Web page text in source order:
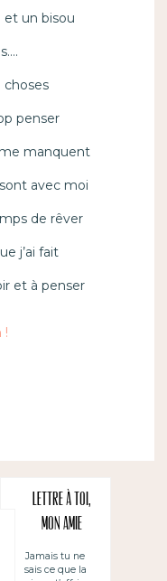
et un bisou
choses
penser
manquent
avec moi
de rêver
j’ai fait
et à penser
Lettre à toi,
mon amie
Jamais tu ne
sais ce que la